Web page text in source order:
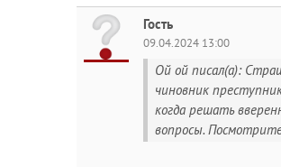
Гость
09.04.2024 13:00
Ой ой писал(а):
чиновник
когда решать
вопросы.